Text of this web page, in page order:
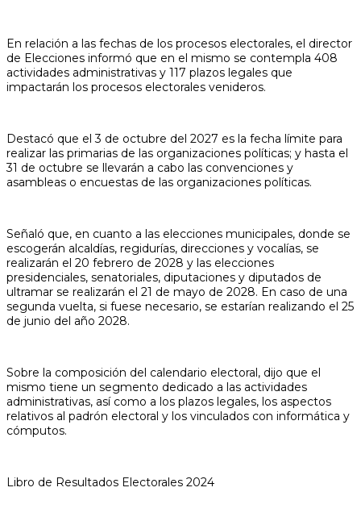
En relación a las fechas de los procesos electorales, el director
de Elecciones informó que en el mismo se contempla 408
actividades administrativas y 117 plazos legales que
impactarán los procesos electorales venideros.
Destacó que el 3 de octubre del 2027 es la fecha límite para
realizar las primarias de las organizaciones políticas; y hasta el
31 de octubre se llevarán a cabo las convenciones y
asambleas o encuestas de las organizaciones políticas.
Señaló que, en cuanto a las elecciones municipales, donde se
escogerán alcaldías, regidurías, direcciones y vocalías, se
realizarán el 20 febrero de 2028 y las elecciones
presidenciales, senatoriales, diputaciones y diputados de
ultramar se realizarán el 21 de mayo de 2028. En caso de una
segunda vuelta, si fuese necesario, se estarían realizando el 25
de junio del año 2028.
Sobre la composición del calendario electoral, dijo que el
mismo tiene un segmento dedicado a las actividades
administrativas, así como a los plazos legales, los aspectos
relativos al padrón electoral y los vinculados con informática y
cómputos.
Libro de Resultados Electorales 2024